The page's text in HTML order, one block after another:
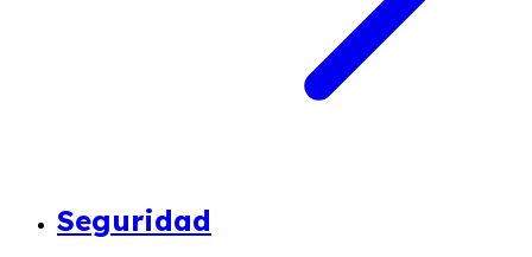
Seguridad